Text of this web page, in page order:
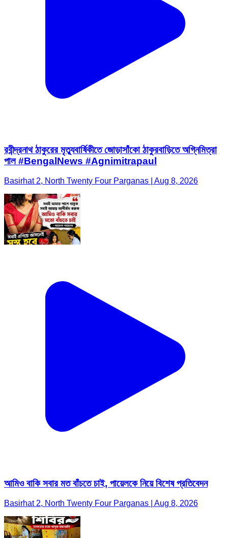
রবীন্দ্রনাথ ঠাকুরের মৃত্যুবার্ষিকীতে জোড়াসাঁকো ঠাকুরবাড়িতে অগ্নিমিত্রা
পাল #BengalNews #Agnimitrapaul
Basirhat 2, North Twenty Four Parganas | Aug 8, 2026
আমিও বাকি সবার মত বাঁচতে চাই, পায়েলকে নিয়ে বিশেষ প্রতিবেদন
Basirhat 2, North Twenty Four Parganas | Aug 8, 2026